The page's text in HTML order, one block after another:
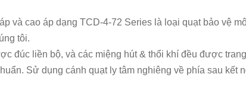
và cao áp dạng TCD-4-72 Series là loại quạt bảo vệ
tôi.
đúc liền bộ, và các miệng hút & thổi khí đều được
Sử dụng cánh quạt ly tâm nghiêng về phía sau